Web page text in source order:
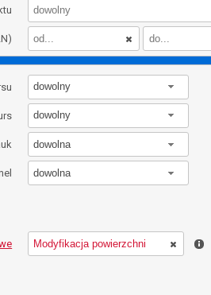
dowolny
dowolny
dowolna
dowolna